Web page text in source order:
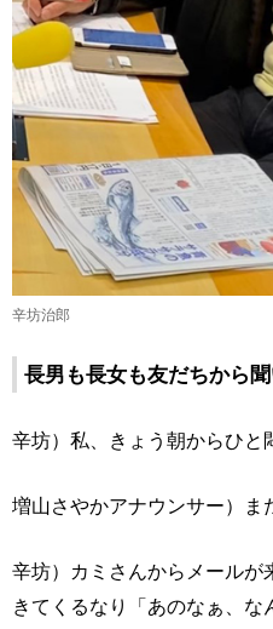
辛坊治郎
長男も長女も友だちから聞
辛坊）私、きょう朝からひと
増山さやかアナウンサー）ま
辛坊）カミさんからメールが
きてくるなり「あのなぁ、な